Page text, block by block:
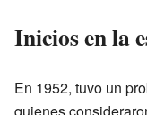
Inicios en la
En 1952, tuvo un